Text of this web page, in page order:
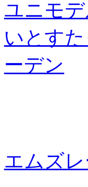
ユニモ
いとす
ーデン
エムズ